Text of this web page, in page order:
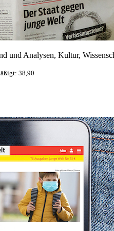
und Analysen, Kultur,
38,90